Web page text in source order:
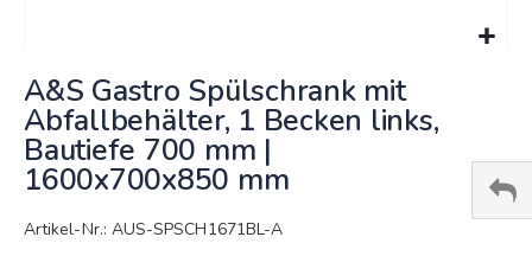
zum
Anfang
der
Bildergalerie
A&S Gastro Spülschrank mit
Abfallbehälter, 1 Becken links,
Bautiefe 700 mm |
1600x700x850 mm
Artikel-Nr.: AUS-SPSCH1671BL-A